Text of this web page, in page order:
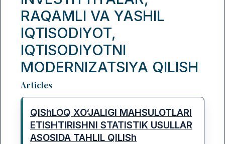
RAQAMLI VA YASHIL
IQTISODIYOT,
IQTISODIYOTNI
MODERNIZATSIYA QILISH
Table of Contents
Articles
QIShLOQ XO‘JALIGI MAHSULOTLARI
ETISHTIRISHNI STATISTIK USULLAR
ASOSIDA TAHLIL QILISh